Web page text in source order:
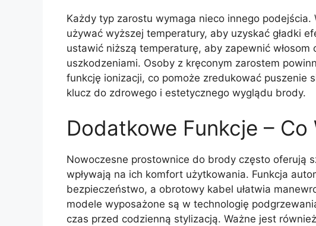
Każdy typ zarostu wymaga nieco innego
używać wyższej temperatury, aby uzyskać gładki
ustawić niższą temperaturę, aby zapewnić włosom
uszkodzeniami. Osoby z kręconym zarostem
funkcję ionizacji, co pomoże zredukować puszenie
klucz do zdrowego i estetycznego wyglądu brody.
Dodatkowe Funkcje –
Nowoczesne prostownice do brody często oferują
wpływają na ich komfort użytkowania. Funkcja
bezpieczeństwo, a obrotowy kabel ułatwia
modele wyposażone są w technologię
czas przed codzienną stylizacją. Ważne jest